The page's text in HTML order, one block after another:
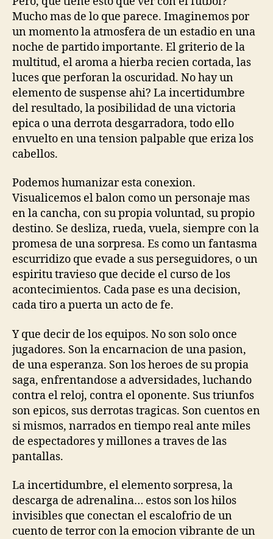
Mucho mas de lo que parece. Imaginemos por
un momento la atmosfera de un estadio en una
noche de partido importante. El griterio de la
multitud, el aroma a hierba recien cortada, las
luces que perforan la oscuridad. No hay un
elemento de suspense ahi? La incertidumbre
del resultado, la posibilidad de una victoria
epica o una derrota desgarradora, todo ello
envuelto en una tension palpable que eriza los
cabellos.
Podemos humanizar esta conexion.
Visualicemos el balon como un personaje mas
en la cancha, con su propia voluntad, su propio
destino. Se desliza, rueda, vuela, siempre con la
promesa de una sorpresa. Es como un fantasma
escurridizo que evade a sus perseguidores, o un
espiritu travieso que decide el curso de los
acontecimientos. Cada pase es una decision,
cada tiro a puerta un acto de fe.
Y que decir de los equipos. No son solo once
jugadores. Son la encarnacion de una pasion,
de una esperanza. Son los heroes de su propia
saga, enfrentandose a adversidades, luchando
contra el reloj, contra el oponente. Sus triunfos
son epicos, sus derrotas tragicas. Son cuentos en
si mismos, narrados en tiempo real ante miles
de espectadores y millones a traves de las
pantallas.
La incertidumbre, el elemento sorpresa, la
descarga de adrenalina… estos son los hilos
invisibles que conectan el escalofrio de un
cuento de terror con la emocion vibrante de un